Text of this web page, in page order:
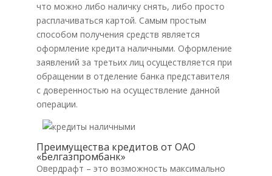
что можно либо наличку снять, либо просто
расплачиваться картой. Самым простым
способом получения средств является
оформление кредита наличными. Оформление
заявлений за третьих лиц осуществляется при
обращении в отделение банка представителя
с доверенностью на осуществление данной
операции.
Преимущества кредитов от ОАО
«Белгазпромбанк»
Овердрафт – это возможность максимально